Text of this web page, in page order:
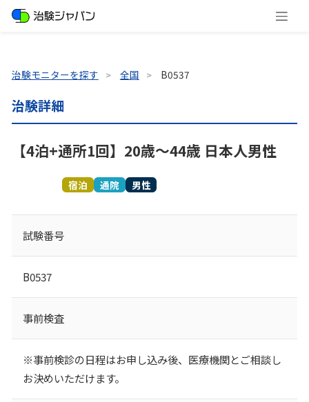
治験モニターを探す 全国 B0537
治験詳細
【4泊+通所1回】20歳～44歳 日本人男性
宿泊 通院 男性
試験番号
B0537
事前検査
※事前検診の日程はお申し込み後、医療機関とご相談し
お決めいただけます。